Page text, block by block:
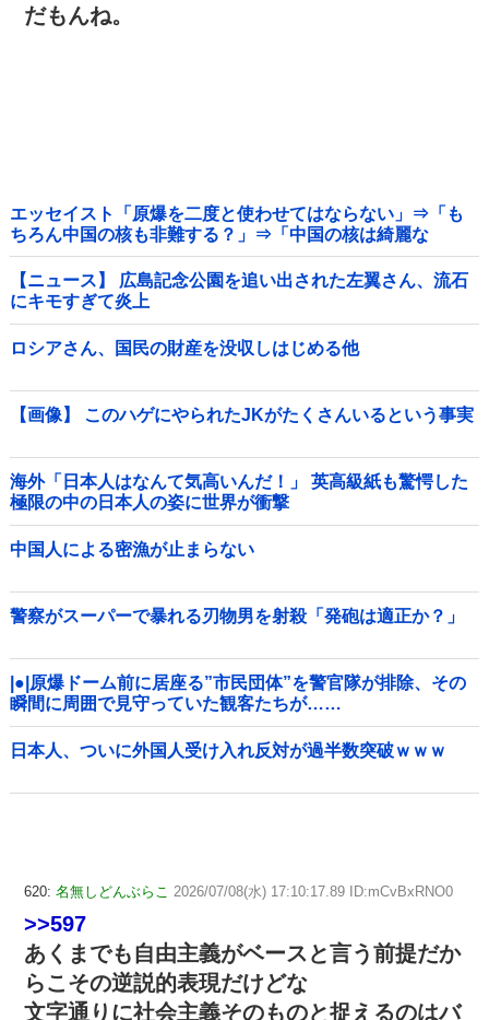
だもんね。
エッセイスト「原爆を二度と使わせてはならない」⇒「も
ちろん中国の核も非難する？」⇒「中国の核は綺麗な
核！」
【ニュース】 広島記念公園を追い出された左翼さん、流石
にキモすぎて炎上
ロシアさん、国民の財産を没収しはじめる他
【画像】 このハゲにやられたJKがたくさんいるという事実
海外「日本人はなんて気高いんだ！」 英高級紙も驚愕した
極限の中の日本人の姿に世界が衝撃
中国人による密漁が止まらない
警察がスーパーで暴れる刃物男を射殺「発砲は適正か？」
|●|原爆ドーム前に居座る”市民団体”を警官隊が排除、その
瞬間に周囲で見守っていた観客たちが……
日本人、ついに外国人受け入れ反対が過半数突破ｗｗｗ
620: 名無しどんぶらこ 2026/07/08(水) 17:10:17.89 ID:mCvBxRNO0
>>597
あくまでも自由主義がベースと言う前提だか
らこその逆説的表現だけどな
文字通りに社会主義そのものと捉えるのはバ